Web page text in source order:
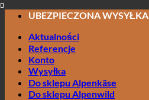
Przewiń
zawartości
UBEZPIECZONA WYSYŁKA
Aktualności
Referencje
Konto
Wysyłka
Do sklepu Alpenkäse
Do sklepu Alpenwild